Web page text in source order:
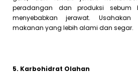
peradangan dan produksi sebum
menyebabkan jerawat. Usahakan
makanan yang lebih alami dan segar.
5. Karbohidrat Olahan